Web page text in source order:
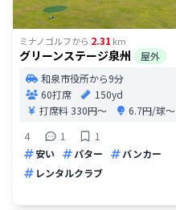
ミナノゴルフから 2.31 km
グリーンステージ泉州
屋外
和泉市役所から9分
60打席
150yd
打席料330円〜
6.7円/球〜
4
1
1
安い
パター
バンカー
レンタルクラブ